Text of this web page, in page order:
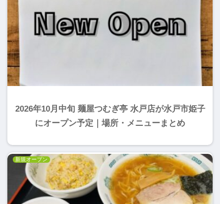
2026年10月中旬 麺屋つむぎ亭 水戸店が水戸市姫子
にオープン予定｜場所・メニューまとめ
新規オープン